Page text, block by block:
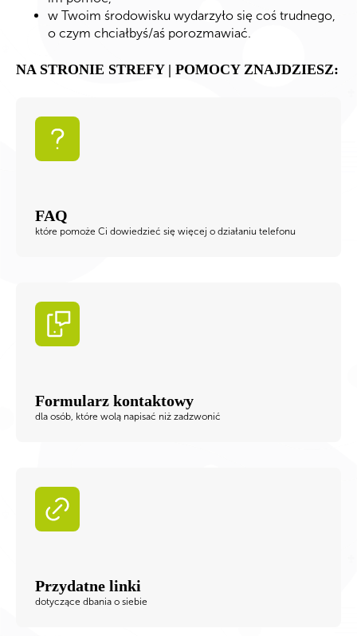
w Twoim środowisku wydarzyło się coś trudnego,
o czym chciałbyś/aś porozmawiać.
NA STRONIE STREFY | POMOCY ZNAJDZIESZ:
FAQ
które pomoże Ci dowiedzieć się więcej o działaniu telefonu
Formularz kontaktowy
dla osób, które wolą napisać niż zadzwonić
Przydatne linki
dotyczące dbania o siebie